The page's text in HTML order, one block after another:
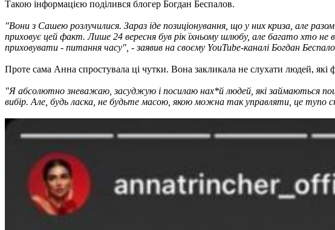
Такою інформацією поділився блогер Богдан Беспалов.
"Вони з Сашею розлучилися. Зараз іде позиціонування, що у них криза, але
приховує цей факт. Лише 24 вересня був рік їхньому шлюбу, але багато хто
приховувати - питання часу", - заявив на своєму YouTube-каналі Богдан
Проте сама Анна спростувала ці чутки. Вона закликала не слухати людей, які
"Я абсолютно зневажаю, засуджую і посилаю нах*й людей, які займаються
вибір. Але, будь ласка, не будьте масою, якою можна так управляти, це тупо